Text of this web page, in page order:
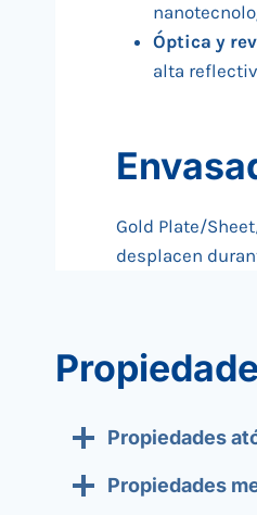
Óptica y
alta
Gold Plate/
desplacen
Propiedades
Propiedades